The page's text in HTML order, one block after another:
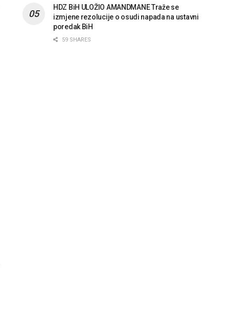
HDZ BiH ULOŽIO AMANDMANE Traže se
izmjene rezolucije o osudi napada na ustavni
poredak BiH
59 SHARES